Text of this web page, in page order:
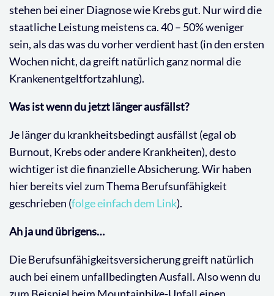
stehen bei einer Diagnose wie Krebs gut. Nur wird die
staatliche Leistung meistens ca. 40 – 50% weniger
sein, als das was du vorher verdient hast (in den ersten
Wochen nicht, da greift natürlich ganz normal die
Krankenentgeltfortzahlung).
Was ist wenn du jetzt länger ausfällst?
Je länger du krankheitsbedingt ausfällst (egal ob
Burnout, Krebs oder andere Krankheiten), desto
wichtiger ist die finanzielle Absicherung. Wir haben
hier bereits viel zum Thema Berufsunfähigkeit
geschrieben (folge einfach dem Link).
Ah ja und übrigens…
Die Berufsunfähigkeitsversicherung greift natürlich
auch bei einem unfallbedingten Ausfall. Also wenn du
zum Beispiel beim Mountainbike-Unfall einen